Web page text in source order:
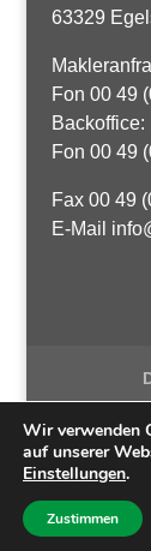
63329
Fon 00 49
Backoffice:
Fon 00 49
Fax 00 49
E-Mail
K3
Wir verwenden
auf unserer
Einstellungen.
Zustimmen